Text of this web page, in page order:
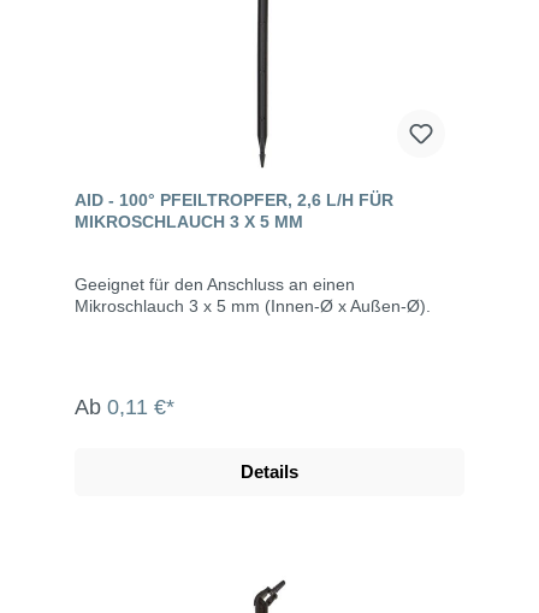
AID - 100° PFEILTROPFER, 2,6 L/H FÜR
MIKROSCHLAUCH 3 X 5 MM
Geeignet für den Anschluss an einen
Mikroschlauch 3 x 5 mm (Innen-Ø x Außen-Ø).
Ab 0,11 €*
Details